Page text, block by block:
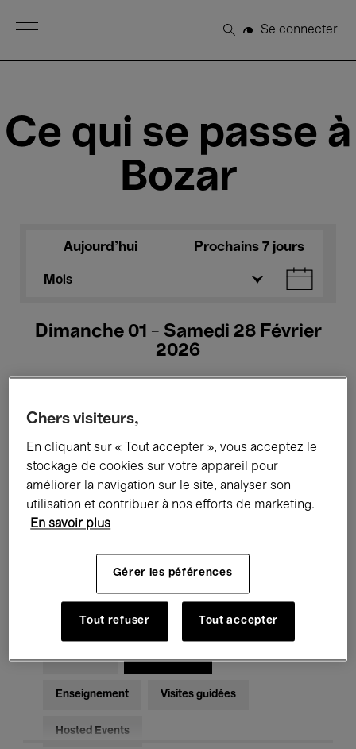
Open Menu
Rechercher
Se connecter
Ce qui se passe à
Bozar
Aujourd'hui Prochains 7 jours
Mois
Dimanche 01 - Samedi 28 Février
2026
Tous les événements Concerts
Expositions Films Performances
Rencontres & Débats
Musique classique Global Music
Musique électronique
Pour tous Kids’ Palace
Enseignement Visites guidées
Hosted Events
Chers visiteurs,
En cliquant sur « Tout accepter », vous acceptez le
stockage de cookies sur votre appareil pour
améliorer la navigation sur le site, analyser son
utilisation et contribuer à nos efforts de marketing.
En savoir plus
Gérer les péférences
Tout refuser Tout accepter